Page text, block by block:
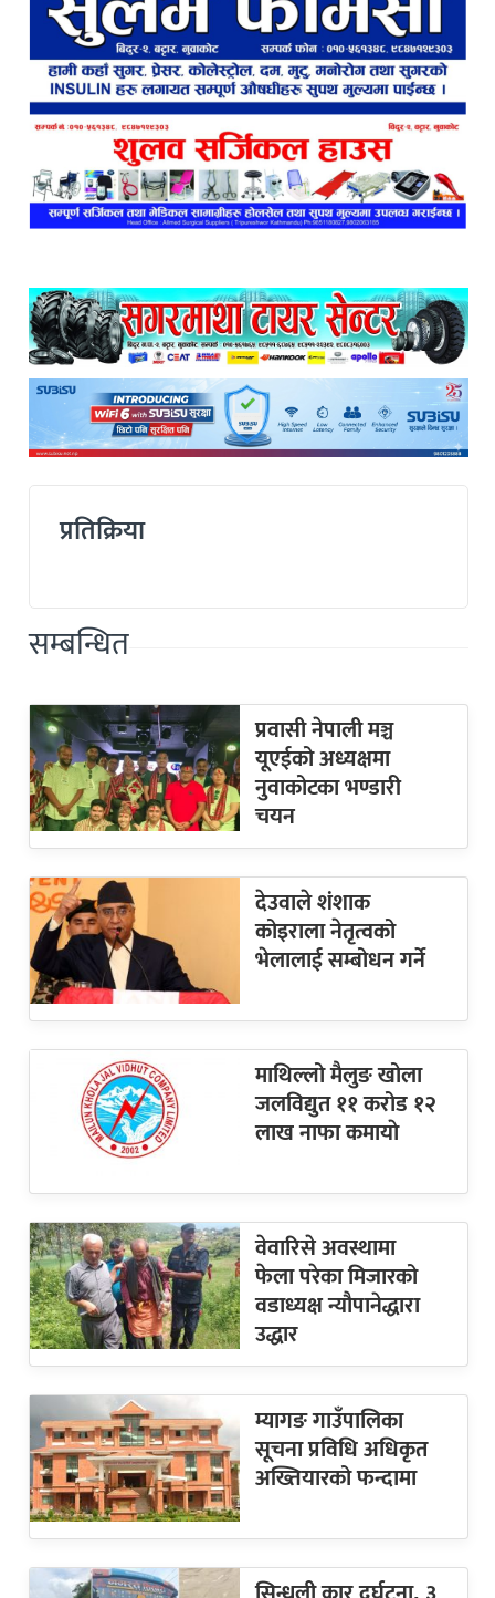
प्रतिक्रिया
सम्बन्धित
प्रवासी नेपाली मञ्च
यूएईको अध्यक्षमा
नुवाकोटका भण्डारी
चयन
देउवाले शंशाक
कोइराला नेतृत्वको
भेलालाई सम्बोधन गर्ने
माथिल्लो मैलुङ खोला
जलविद्युत ११ करोड १२
लाख नाफा कमायाे
वेवारिसे अवस्थामा
फेला परेका मिजारको
वडाध्यक्ष न्यौपानेद्धारा
उद्धार
म्यागङ गाउँपालिका
सूचना प्रविधि अधिकृत
अख्तियारको फन्दामा